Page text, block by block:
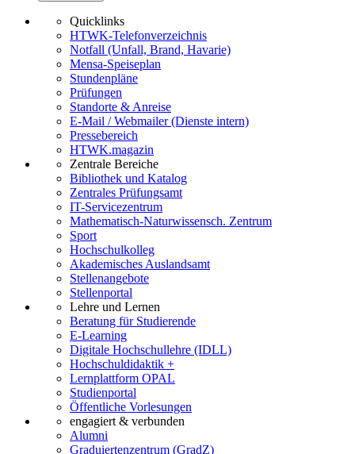
Quicklinks
HTWK-Telefonverzeichnis
Notfall (Unfall, Brand, Havarie)
Mensa-Speiseplan
Stundenpläne
Prüfungen
Standorte & Anreise
E-Mail / Webmailer (Dienste intern)
Pressebereich
HTWK.magazin
Zentrale Bereiche
Bibliothek und Katalog
Zentrales Prüfungsamt
IT-Servicezentrum
Mathematisch-Naturwissensch. Zentrum
Sport
Hochschulkolleg
Akademisches Auslandsamt
Stellenangebote
Stellenportal
Lehre und Lernen
Beratung für Studierende
E-Learning
Digitale Hochschullehre (IDLL)
Hochschuldidaktik +
Lernplattform OPAL
Studienportal
Öffentliche Vorlesungen
engagiert & verbunden
Alumni
Graduiertenzentrum (GradZ)